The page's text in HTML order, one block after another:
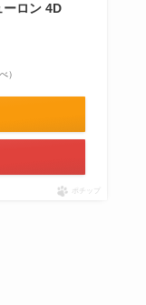
ーロン 4D
）
ポチップ